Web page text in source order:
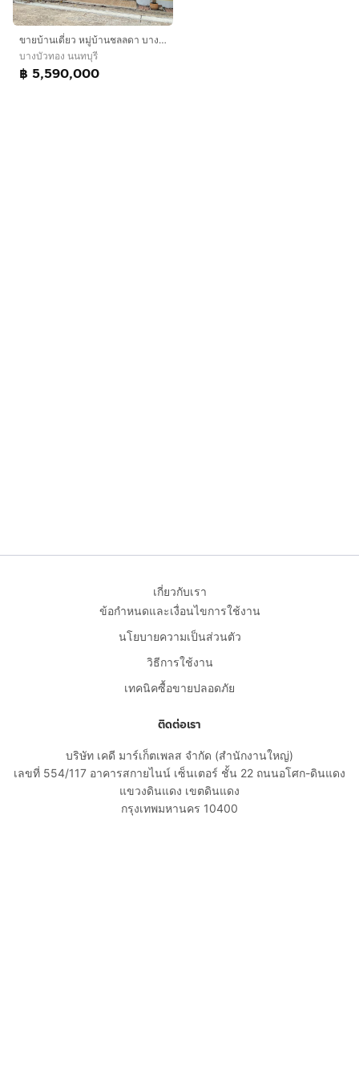
ขายบ้านเดี่ยว หมู่บ้านชลลดา บางบัวทอง ถนนบางกรวย-ไทรน้อย ใกล้รถไฟฟ้า MRT สถานีบางพลู
บางบัวทอง นนทบุรี
฿ 5,590,000
เกี่ยวกับเรา
ข้อกำหนดและเงื่อนไขการใช้งาน
นโยบายความเป็นส่วนตัว
วิธีการใช้งาน
เทคนิคซื้อขายปลอดภัย
ติดต่อเรา
บริษัท เคดี มาร์เก็ตเพลส จำกัด (สำนักงานใหญ่)
เลขที่ 554/117 อาคารสกายไนน์ เซ็นเตอร์ ชั้น 22 ถนนอโศก-ดินแดง
แขวงดินแดง เขตดินแดง
กรุงเทพมหานคร 10400